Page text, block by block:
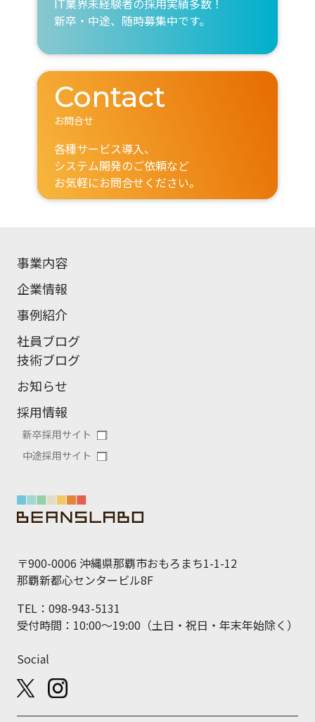
IT業界未経験者の採用実績多数！
新卒・中途、随時募集中です。
Contact
お問合せ
各種サービス導入、
システム開発のご依頼など
お気軽にお問合せください。
事業内容
企業情報
事例紹介
社員ブログ
技術ブログ
お知らせ
採用情報
新卒採用サイト
中途採用サイト
〒900-0006 沖縄県那覇市おもろまち1-1-12
那覇新都心センタービル8F
TEL：098-943-5131
受付時間：10:00～19:00（土日・祝日・年末年始除く）
Social